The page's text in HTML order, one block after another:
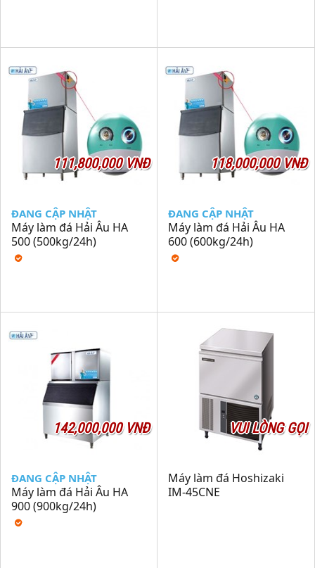
111,800,000 VNĐ
ĐANG CẬP NHẬT
Máy làm đá Hải Âu HA
500 (500kg/24h)
118,000,000 VNĐ
ĐANG CẬP NHẬT
Máy làm đá Hải Âu HA
600 (600kg/24h)
142,000,000 VNĐ
ĐANG CẬP NHẬT
Máy làm đá Hải Âu HA
900 (900kg/24h)
VUI LÒNG GỌI
Máy làm đá Hoshizaki
IM-45CNE